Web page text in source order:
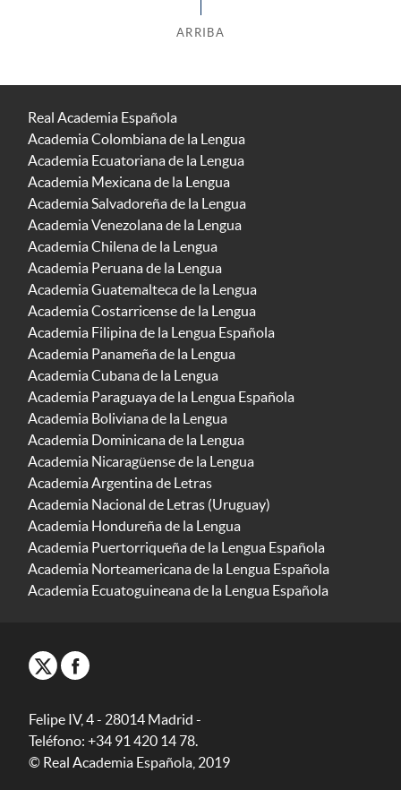
ARRIBA
Real Academia Española
Academia Colombiana de la Lengua
Academia Ecuatoriana de la Lengua
Academia Mexicana de la Lengua
Academia Salvadoreña de la Lengua
Academia Venezolana de la Lengua
Academia Chilena de la Lengua
Academia Peruana de la Lengua
Academia Guatemalteca de la Lengua
Academia Costarricense de la Lengua
Academia Filipina de la Lengua Española
Academia Panameña de la Lengua
Academia Cubana de la Lengua
Academia Paraguaya de la Lengua Española
Academia Boliviana de la Lengua
Academia Dominicana de la Lengua
Academia Nicaragüense de la Lengua
Academia Argentina de Letras
Academia Nacional de Letras (Uruguay)
Academia Hondureña de la Lengua
Academia Puertorriqueña de la Lengua Española
Academia Norteamericana de la Lengua Española
Academia Ecuatoguineana de la Lengua Española
Felipe IV, 4 - 28014 Madrid -
Teléfono: +34 91 420 14 78.
© Real Academia Española, 2019